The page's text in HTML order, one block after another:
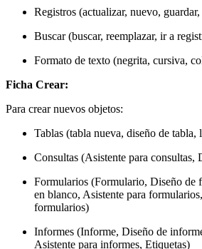
Registros (actualizar, nuevo,
Buscar (buscar, reemplazar, ir a
Formato de texto (negrita, cursiva,
Ficha Crear:
Para crear nuevos objetos:
Tablas (tabla nueva, diseño de tabla,
Consultas (Asistente para consultas,
Formularios (Formulario, Diseño de
en blanco, Asistente para
formularios)
Informes (Informe, Diseño de
Asistente para informes, Etiquetas)